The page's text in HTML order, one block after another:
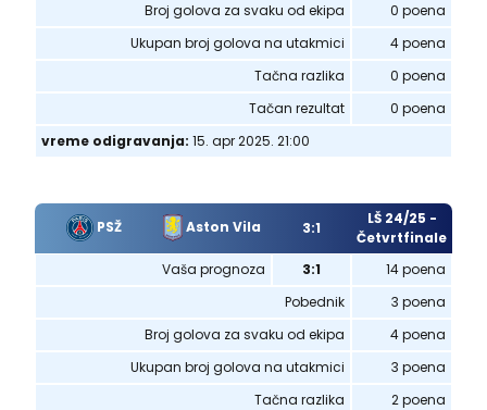
Broj golova za svaku od ekipa
0 poena
Ukupan broj golova na utakmici
4 poena
Tačna razlika
0 poena
Tačan rezultat
0 poena
vreme odigravanja: 15. apr 2025. 21:00
PSŽ Aston Vila 3:1
LŠ 24/25 -
Četvrtfinale
Vaša prognoza
3:1
14 poena
Pobednik
3 poena
Broj golova za svaku od ekipa
4 poena
Ukupan broj golova na utakmici
3 poena
Tačna razlika
2 poena